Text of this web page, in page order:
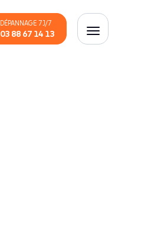
DÉPANNAGE 7J/7
03 88 67 14 13